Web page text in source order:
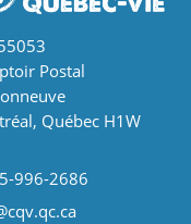
Postal
Québec H1W
996-2686